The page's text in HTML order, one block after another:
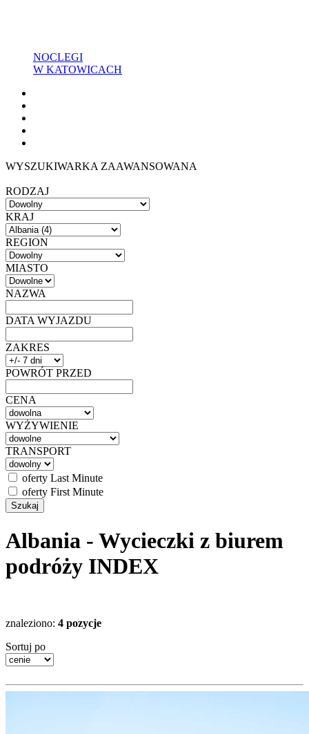
NOCLEGI
W KATOWICACH
WYSZUKIWARKA ZAAWANSOWANA
RODZAJ
KRAJ
REGION
MIASTO
NAZWA
DATA WYJAZDU
ZAKRES
POWRÓT PRZED
CENA
WYŻYWIENIE
TRANSPORT
oferty Last Minute
oferty First Minute
Albania - Wycieczki z biurem
podróży INDEX
znaleziono: 4 pozycje
Sortuj po